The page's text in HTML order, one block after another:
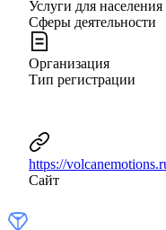
Услуги для населения
Сферы деятельности
Организация
Тип регистрации
https://
Сайт